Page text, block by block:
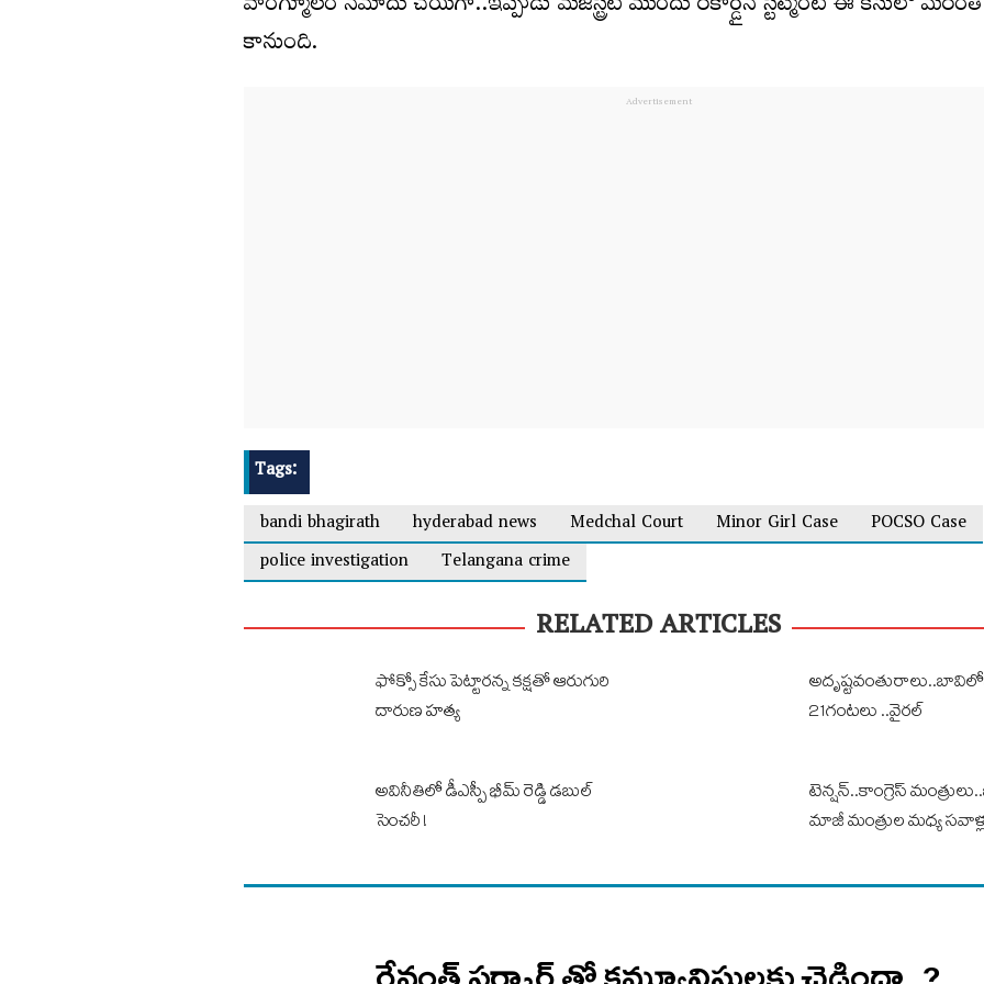
కానుంది.
Tags:
bandi bhagirath
hyderabad news Medchal Court Minor Girl Case
POCSO Case
police investigation
Telangana crime
RELATED ARTICLES
ఫోక్సో కేసు పెట్టారన్న కక్షతో ఆరుగురి
దారుణ హత్య
21గంటలు ..వైరల్
అవినీతిలో డీఎస్పీ భీమ్ రెడ్డి డబుల్
సెంచరీ !
టెన్షన్..కాంగ్రెస్
మాజీ మంత్రుల మధ్య